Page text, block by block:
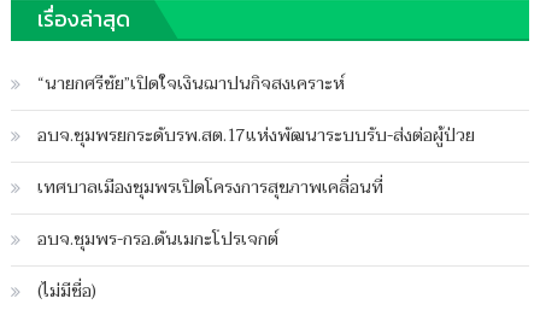
เปิด
ศูนย์
พัฒนา
ชีวิต
เรื่องล่าสุด
“นายกศรีชัย”เปิดใจเงินฌาปนกิจสงเคราะห์
อบจ.ชุมพรยกระดับรพ.สต.17แห่งพัฒนาระบบรับ-ส่งต่อผู้ป่วย
เทศบาลเมืองชุมพรเปิดโครงการสุขภาพเคลื่อนที่
อบจ.ชุมพร-กรอ.ดันเมกะโปรเจกต์
(ไม่มีชื่อ)